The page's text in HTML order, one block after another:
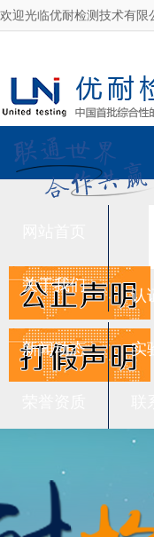
欢迎光临优耐检测技术有限
关于我们
认
新闻动态 实